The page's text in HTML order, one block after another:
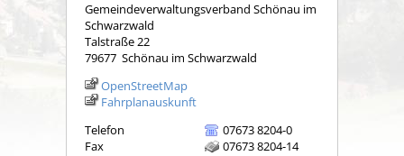
Gemeindeverwaltungsverband Schönau im
Schwarzwald
Talstraße 22
79677 Schönau im Schwarzwald
OpenStreetMap
Fahrplanauskunft
Telefon
07673 8204-0
Fax
07673 8204-14